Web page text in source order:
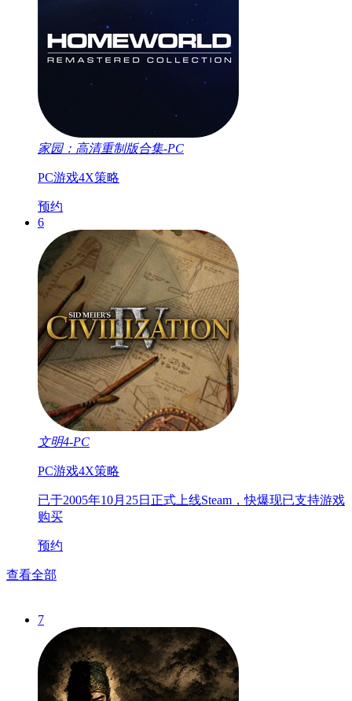
家园：高清重制版合集-PC
PC游戏4X策略
预约
6
文明4-PC
PC游戏4X策略
已于2005年10月25日正式上线Steam，快爆现已支持游戏
购买
预约
查看全部
7